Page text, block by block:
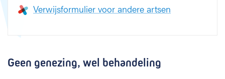
Verwijsformulier voor andere artsen
Geen genezing, wel behandeling